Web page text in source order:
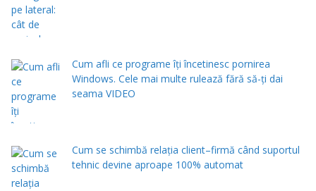
Cum afli ce programe îți încetinesc pornirea
Windows. Cele mai multe rulează fără să-ți dai
seama VIDEO
Cum se schimbă relația client–firmă când suportul
tehnic devine aproape 100% automat